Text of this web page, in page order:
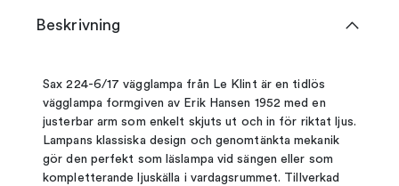
Beskrivning
Sax 224-6/17 vägglampa från Le Klint är en tidlös
vägglampa formgiven av Erik Hansen 1952 med en
justerbar arm som enkelt skjuts ut och in för riktat ljus.
Lampans klassiska design och genomtänkta mekanik
gör den perfekt som läslampa vid sängen eller som
kompletterande ljuskälla i vardagsrummet. Tillverkad